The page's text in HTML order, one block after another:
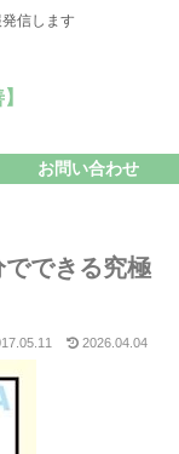
信します
お問い合わせ
できる究極
2026.04.04